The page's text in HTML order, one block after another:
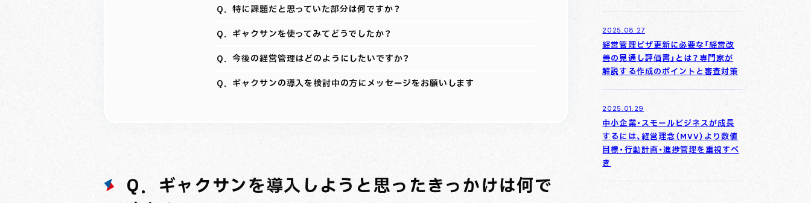
Q．特に課題だと思っていた部分は何ですか？
Q．ギャクサンを使ってみてどうでしたか？
Q．今後の経営管理はどのようにしたいですか？
Q．ギャクサンの導入を検討中の方にメッセージをお願いします
Q．ギャクサンを導入しようと思ったきっかけは何で
2025.08.27
経営管理ビザ更新に必要な「経営改
善の見通し評価書」とは？専門家が
解説する作成のポイントと審査対策
2025.01.29
中小企業・スモールビジネスが成長
するには、経営理念（MVV）より数値
目標・行動計画・進捗管理を重視すべ
き